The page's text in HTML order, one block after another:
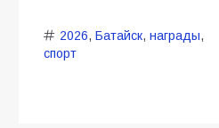
2026, Батайск, награды,
спорт